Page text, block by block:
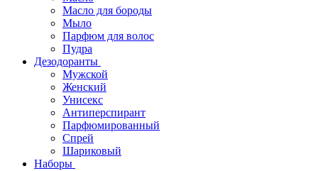
Масло для бороды
Мыло
Парфюм для волос
Пудра
Дезодоранты
Мужской
Женский
Унисекс
Антиперспирант
Парфюмированный
Спрей
Шариковый
Наборы